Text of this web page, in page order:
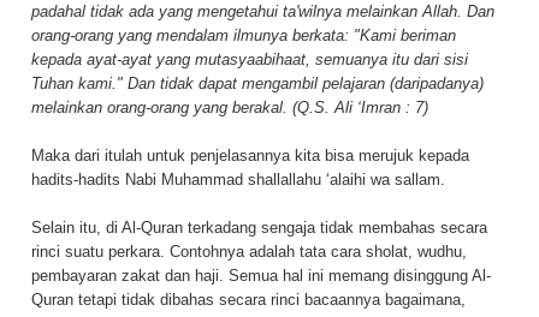
padahal tidak ada yang mengetahui ta'wilnya melainkan Allah. Dan
orang-orang yang mendalam ilmunya berkata: "Kami beriman
kepada ayat-ayat yang mutasyaabihaat, semuanya itu dari sisi
Tuhan kami." Dan tidak dapat mengambil pelajaran (daripadanya)
melainkan orang-orang yang berakal. (Q.S. Ali ‘Imran : 7)
Maka dari itulah untuk penjelasannya kita bisa merujuk kepada
hadits-hadits Nabi Muhammad shallallahu ‘alaihi wa sallam.
Selain itu, di Al-Quran terkadang sengaja tidak membahas secara
rinci suatu perkara. Contohnya adalah tata cara sholat, wudhu,
pembayaran zakat dan haji. Semua hal ini memang disinggung Al-
Quran tetapi tidak dibahas secara rinci bacaannya bagaimana,